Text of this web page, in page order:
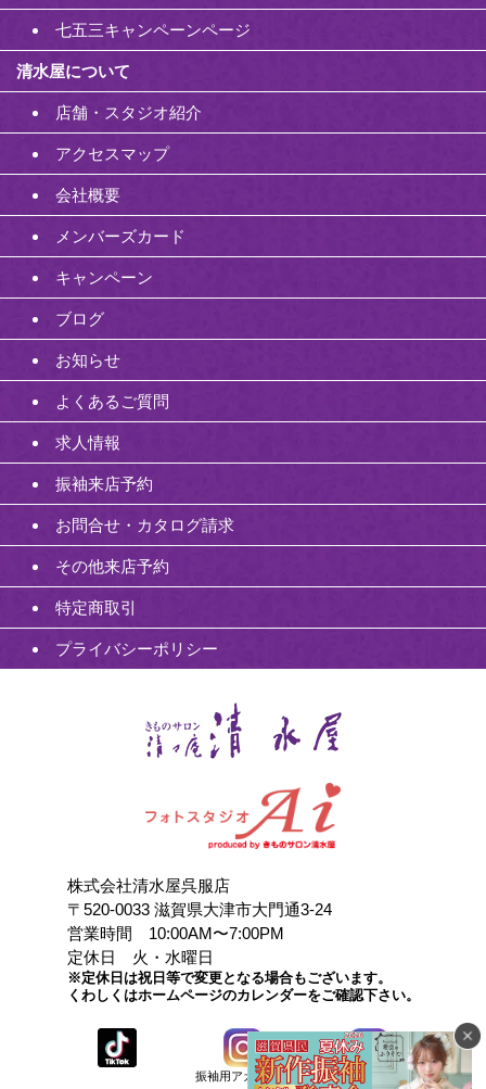
七五三キャンペーンページ
清水屋について
店舗・スタジオ紹介
アクセスマップ
会社概要
メンバーズカード
キャンペーン
ブログ
お知らせ
よくあるご質問
求人情報
振袖来店予約
お問合せ・カタログ請求
その他来店予約
特定商取引
プライバシーポリシー
株式会社清水屋呉服店
〒520-0033 滋賀県大津市大門通3-24
営業時間 10:00AM〜7:00PM
定休日 火・水曜日
※定休日は祝日等で変更となる場合もございます。
くわしくはホームページのカレンダーをご確認下さい。
振袖用アカウント 店頭用アカウント